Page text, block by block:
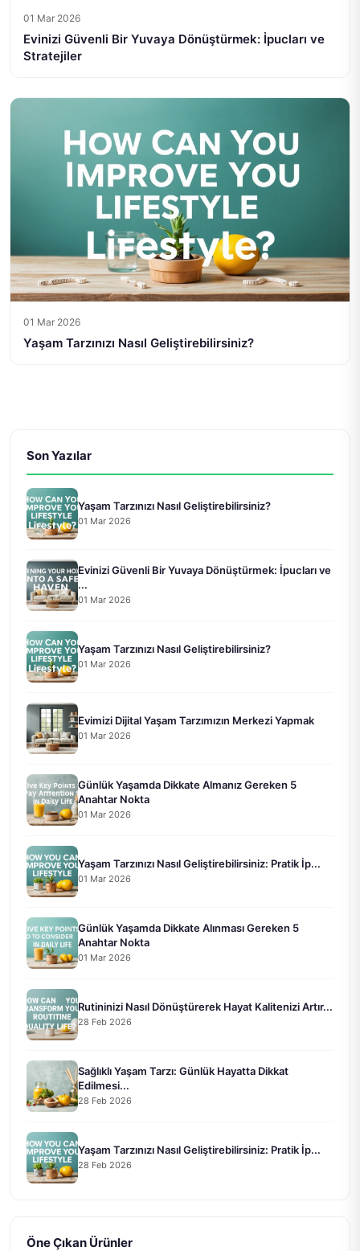
01 Mar 2026
Evinizi Güvenli Bir Yuvaya Dönüştürmek: İpucları ve
Stratejiler
01 Mar 2026
Yaşam Tarzınızı Nasıl Geliştirebilirsiniz?
Son Yazılar
Yaşam Tarzınızı Nasıl Geliştirebilirsiniz?
01 Mar 2026
Evinizi Güvenli Bir Yuvaya Dönüştürmek: İpucları ve
...
01 Mar 2026
Yaşam Tarzınızı Nasıl Geliştirebilirsiniz?
01 Mar 2026
Evimizi Dijital Yaşam Tarzımızın Merkezi Yapmak
01 Mar 2026
Günlük Yaşamda Dikkate Almanız Gereken 5
Anahtar Nokta
01 Mar 2026
Yaşam Tarzınızı Nasıl Geliştirebilirsiniz: Pratik İp...
01 Mar 2026
Günlük Yaşamda Dikkate Alınması Gereken 5
Anahtar Nokta
01 Mar 2026
Rutininizi Nasıl Dönüştürerek Hayat Kalitenizi Artır...
28 Feb 2026
Sağlıklı Yaşam Tarzı: Günlük Hayatta Dikkat
Edilmesi...
28 Feb 2026
Yaşam Tarzınızı Nasıl Geliştirebilirsiniz: Pratik İp...
28 Feb 2026
Öne Çıkan Ürünler